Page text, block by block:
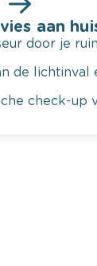
aan
door je
de lichtinval
check-up